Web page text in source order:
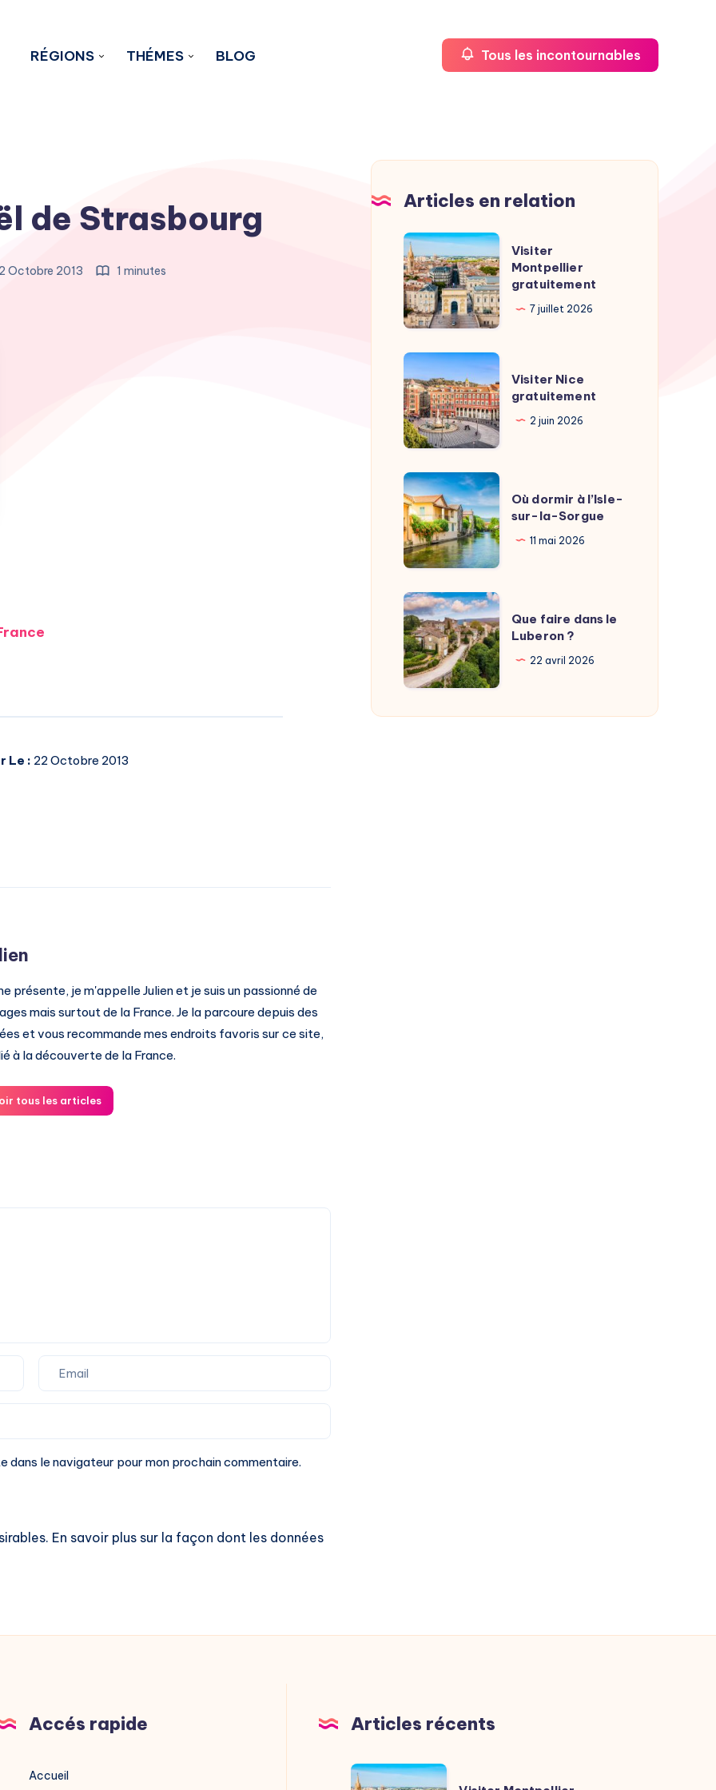
RÉGIONS THÉMES BLOG Tous les incontournables
de Strasbourg
Octobre 2013 1 minutes
Le : 22 Octobre 2013
présente, je m'appelle Julien et je suis un passionné de
mais surtout de la France. Je la parcoure depuis des
et vous recommande mes endroits favoris sur ce site,
à la découverte de la France.
tous les articles
dans le navigateur pour mon prochain commentaire.
En savoir plus sur la façon dont les données
Articles en relation
Visiter
Montpellier
gratuitement
Visiter
Montpellier
gratuitement
7 juillet 2026
Visiter
Nice
gratuitement
Visiter Nice
gratuitement
2 juin 2026
Où
dormir
à
l’Isle-
sur-
la-
Sorgue
Où dormir à l’Isle-
sur-la-Sorgue
11 mai 2026
Que
faire
dans
le
Luberon
?
Que faire dans le
Luberon ?
22 avril 2026
Accés rapide
Accueil
Articles récents
Visiter